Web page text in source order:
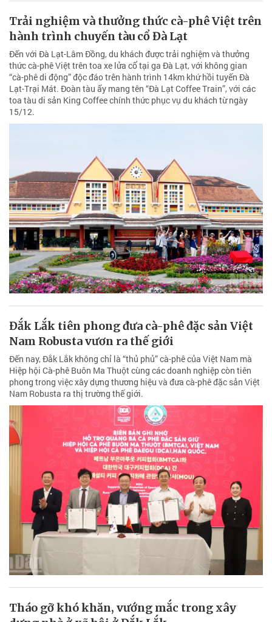
Trải nghiệm và thưởng thức cà-phê Việt trên
hành trình chuyến tàu cổ Đà Lạt
Đến với Đà Lạt-Lâm Đồng, du khách được trải nghiệm và thưởng
thức cà-phê Việt trên toa xe lửa cổ tại ga Đà Lạt, với không gian
“cà-phê di động” độc đáo trên hành trình 14km khứ hồi tuyến Đà
Lạt-Trại Mát. Đoàn tàu ấy mang tên “Đà Lạt Coffee Train”, với các
toa tàu di sản King Coffee chính thức phục vụ du khách từ ngày
15/12.
Đắk Lắk tiên phong đưa cà-phê đặc sản Việt
Nam Robusta vươn ra thế giới
Đến nay, Đắk Lắk không chỉ là “thủ phủ” cà-phê của Việt Nam mà
Hiệp hội Cà-phê Buôn Ma Thuột cùng các doanh nghiệp còn tiên
phong trong việc xây dựng thương hiệu và đưa cà-phê đặc sản Việt
Nam Robusta ra thị trường thế giới.
Tháo gỡ khó khăn, vướng mắc trong xây